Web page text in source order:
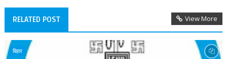
RELATED POST View More
बिहार